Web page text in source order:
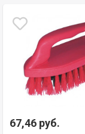
67,46 руб.